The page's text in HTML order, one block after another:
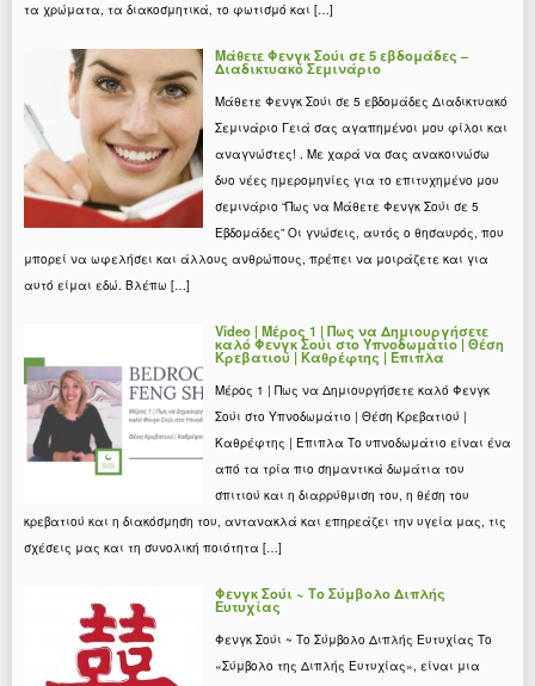
τα χρώματα, τα διακοσμητικά, το φωτισμό και […]
Μάθετε Φενγκ Σούι σε 5 εβδομάδες –
Διαδικτυακό Σεμινάριο
Μάθετε Φενγκ Σούι σε 5 εβδομάδες Διαδικτυακό
Σεμινάριο Γειά σας αγαπημένοι μου φίλοι και
αναγνώστες! . Με χαρά να σας ανακοινώσω
δυο νέες ημερομηνίες για το επιτυχημένο μου
σεμινάριο “Πως να Μάθετε Φενγκ Σούι σε 5
Εβδομάδες” Οι γνώσεις, αυτός ο θησαυρός, που
μπορεί να ωφελήσει και άλλους ανθρώπους, πρέπει να μοιράζετε και για
αυτό είμαι εδώ. Βλέπω […]
Video | Μέρος 1 | Πως να Δημιουργήσετε
καλό Φενγκ Σούι στο Υπνοδωμάτιο | Θέση
Κρεβατιού | Καθρέφτης | Έπιπλα
Μέρος 1 | Πως να Δημιουργήσετε καλό Φενγκ
Σούι στο Υπνοδωμάτιο | Θέση Κρεβατιού |
Καθρέφτης | Έπιπλα Το υπνοδωμάτιο είναι ένα
από τα τρία πιο σημαντικά δωμάτια του
σπιτιού και η διαρρύθμιση του, η θέση του
κρεβατιού και η διακόσμηση του, αντανακλά και επηρεάζει την υγεία μας, τις
σχέσεις μας και τη συνολική ποιότητα […]
Φενγκ Σούι ~ Το Σύμβολο Διπλής
Ευτυχίας
Φενγκ Σούι ~ Το Σύμβολο Διπλής Ευτυχίας Το
«Σύμβολο της Διπλής Ευτυχίας», είναι μια